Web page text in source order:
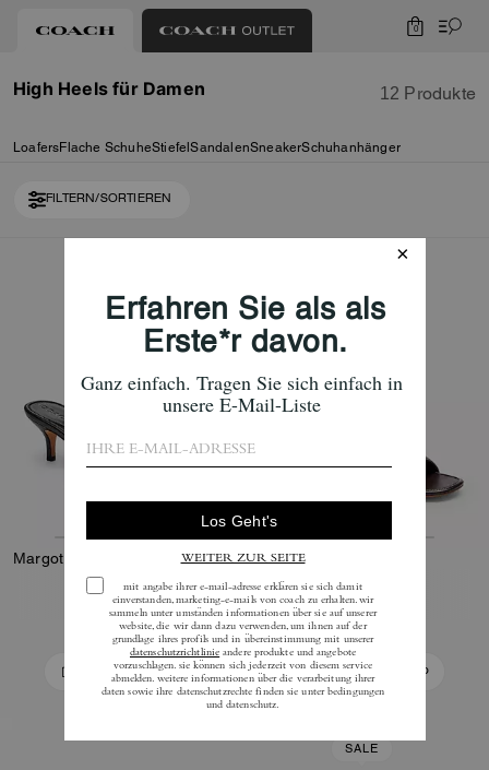
0
High Heels für Damen 12 Produkte
LoafersFlache SchuheStiefelSandalenSneakerSchuhanhänger
FILTERN/SORTIEREN
Margot Sandale Aus Signature-Jacquard
195 €
In Den Warenkorb
195 €
In Den Warenkorb
SALE